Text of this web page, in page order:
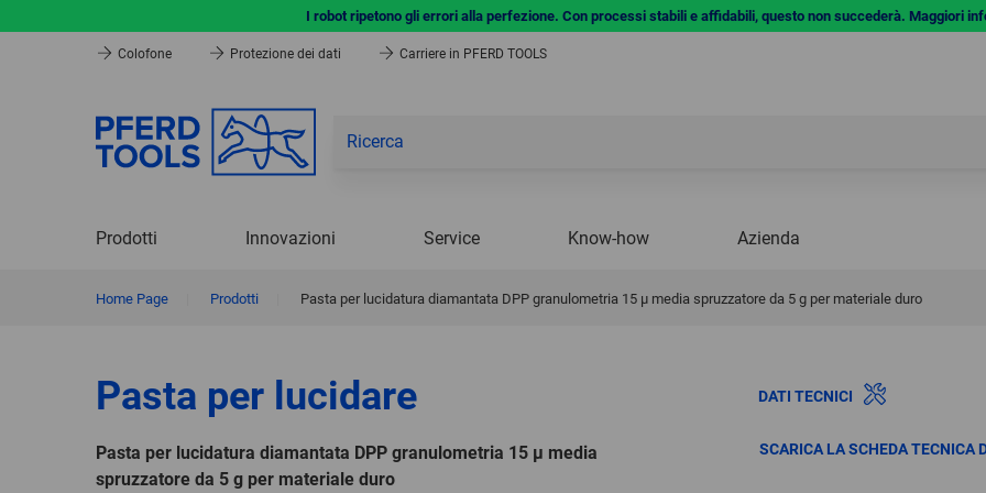
I robot ripetono gli errori alla perfezione. Con processi stabili e affidabili, questo non succederà. Maggiori
Colofone Protezione dei dati Carriere in PFERD TOOLS
Prodotti Innovazioni Service Know-how Azienda
Home Page Prodotti Pasta per lucidatura diamantata DPP granulometria 15 µ media spruzzatore da 5 g per materiale duro
Pasta per lucidare
Pasta per lucidatura diamantata DPP granulometria 15 µ media
spruzzatore da 5 g per materiale duro
DATI TECNICI
SCARICA LA SCHEDA TECNICA